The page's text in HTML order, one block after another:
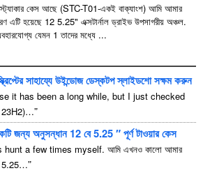
কেস আছে (STC-T01-একই বাক্যাংশ) আমি আমার
এটি হয়েছে 12 5.25" এক্সটার্নাল ড্রাইভ উপসাগরীয় অঞ্চল.
যেমন 1 তাদের মধ্যে ...
সাহায্যে উইন্ডোজ ডেস্কটপ স্লাইডশো সক্ষম করুন
it has been a long while, but I just checked
)…”
জন্য অনুসন্ধান 12 বে 5.25 ″ পূর্ণ টাওয়ার কেস
hunt a few times myself. আমি এখনও কালো আমার
5.25…”